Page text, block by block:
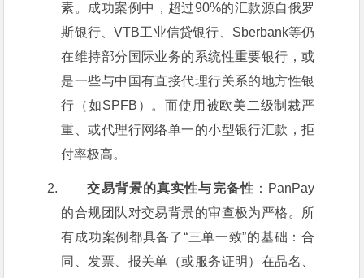
素。成功案例中，超过90%的汇款源自俄罗
斯银行、VTB工业信贷银行、Sberbank等仍
在维持部分国际业务的系统性重要银行，或
是一些与中国有直接代理行关系的地方性银
行（如SPFB）。而使用被欧美二级制裁严
重、或代理行网络单一的小型银行汇款，拒
付率极高。
交易背景的真实性与完备性 ：PanPay
的合规团队对交易背景的审查极为严格。所
有成功案例都具备了“三单一致”的基础：合
同、发票、报关单（或服务证明）在品名、